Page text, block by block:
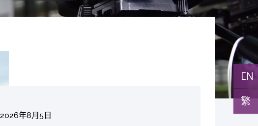
EN
繁
2026年8月5日
2026年6月10日